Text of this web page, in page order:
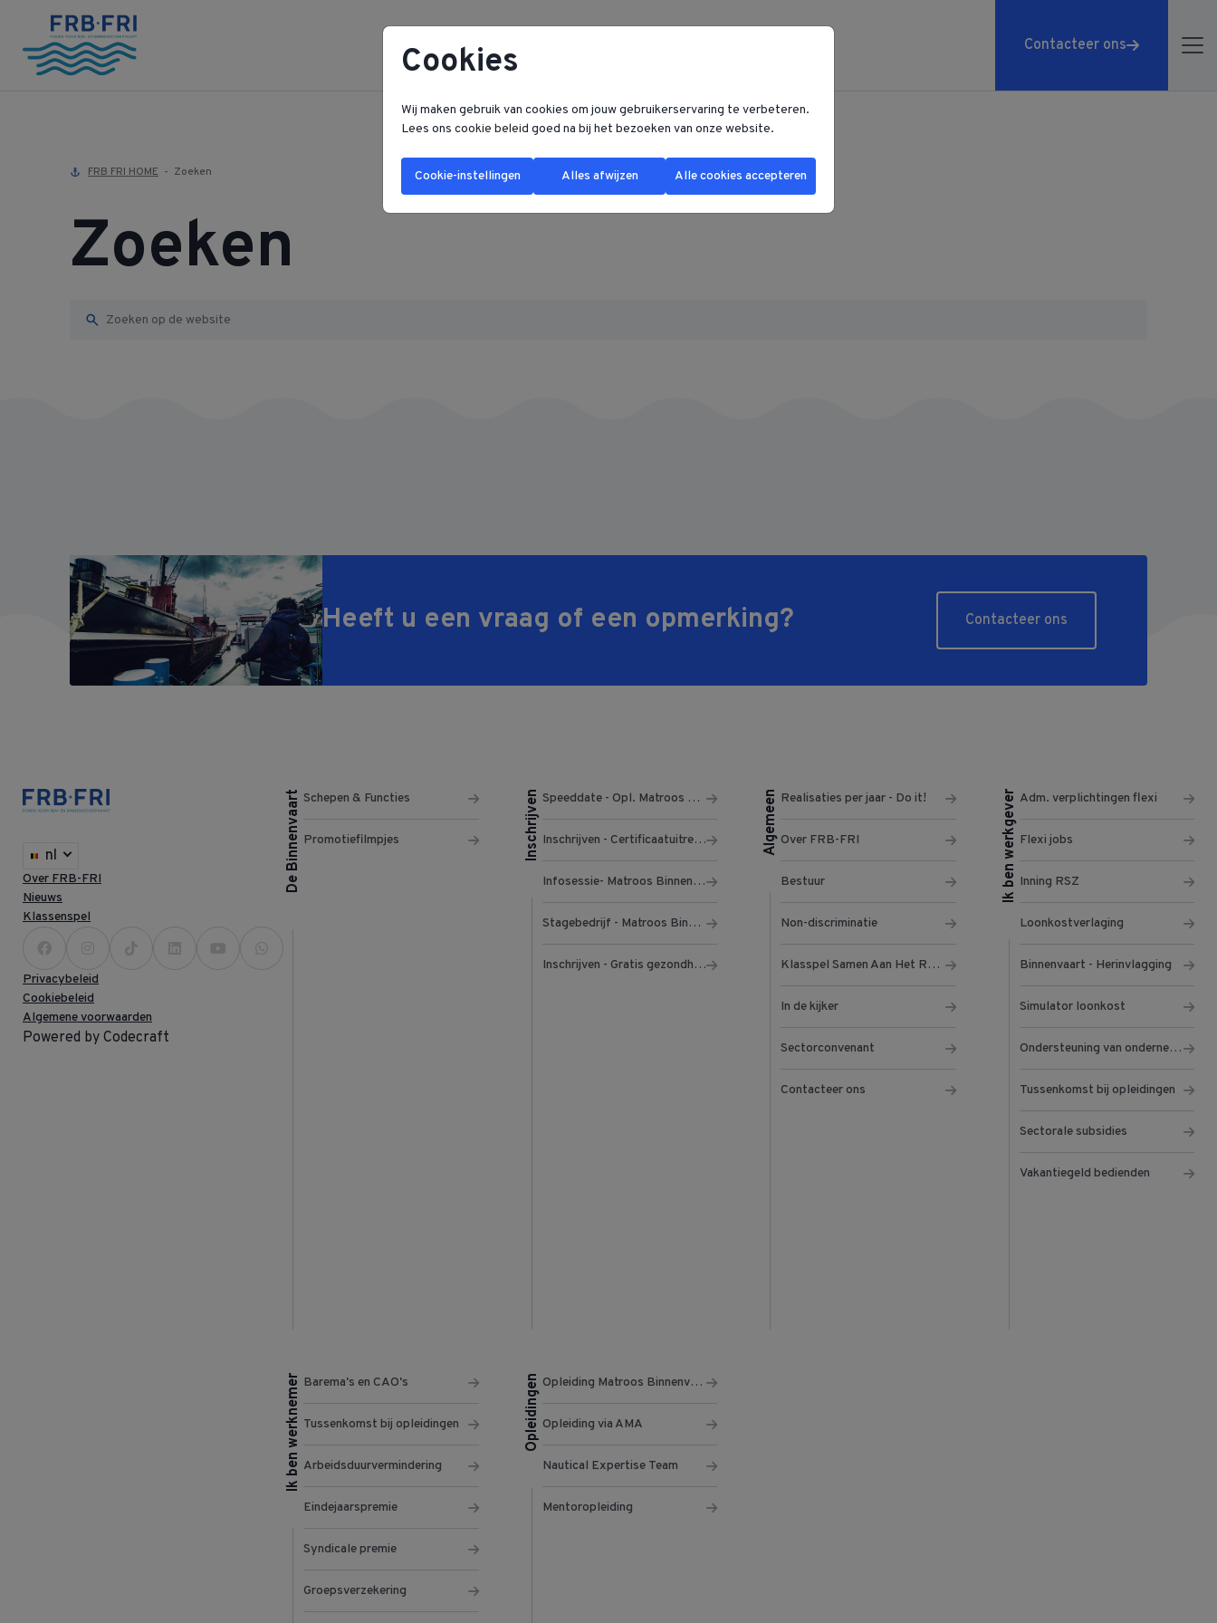
Contacteer ons
FRB FRI HOME Zoeken
Zoeken
Heeft u een vraag of een opmerking? Contacteer ons
nl
Over FRB-FRI
Nieuws
Klassenspel
Privacybeleid
Cookiebeleid
Algemene voorwaarden
Powered by Codecraft
De Binnenvaart Schepen & Functies
Promotiefilmpjes Inschrijven Speeddate - Opl. Matroos Binnenvaart
Inschrijven - Certificaatuitreiking
Infosessie- Matroos Binnenvaart
Stagebedrijf - Matroos Binnenvaart
Inschrijven - Gratis gezondheidsapp
Algemeen Realisaties per jaar - Do it!
Over FRB-FRI
Bestuur
Non-discriminatie
Klasspel Samen Aan Het Roer
In de kijker
Sectorconvenant
Contacteer ons
Ik ben werkgever Adm. verplichtingen flexi
Flexi jobs
Inning RSZ
Loonkostverlaging
Binnenvaart - Herinvlagging
Simulator loonkost
Ondersteuning van ondernemers
Tussenkomst bij opleidingen
Sectorale subsidies
Vakantiegeld bedienden
Ik ben werknemer Barema's en CAO's
Tussenkomst bij opleidingen
Arbeidsduurvermindering
Eindejaarspremie
Syndicale premie
Groepsverzekering
Opleidingen Opleiding Matroos Binnenvaart
Opleiding via AMA
Nautical Expertise Team
Mentoropleiding
Cookies
Wij maken gebruik van cookies om jouw gebruikerservaring te verbeteren.
Lees ons cookie beleid goed na bij het bezoeken van onze website.
Cookie-instellingen Alles afwijzen Alle cookies accepteren